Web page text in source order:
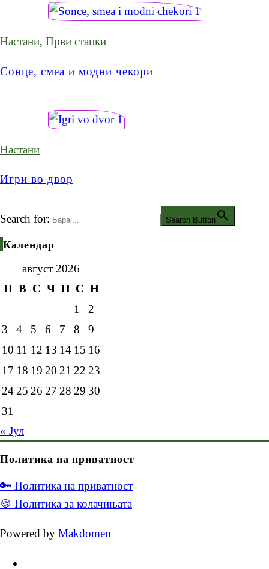
Настани, Први стапки
Сонце, смеа и модни чекори
Настани
Игри во двор
Search for: Search Button
Календар
август 2026
П В С Ч П С Н
1
2
3
4 5 6 7 8
9
10 11 12 13 14 15 16
17 18 19 20 21 22 23
2425 26 27 28 29 30
31
« Јул
Политика на приватност
🔑 Политика на приватност
🍪 Политика за колачињата
Powered by Makdomen